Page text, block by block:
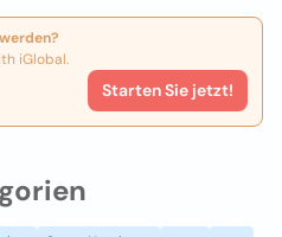
iGlobal.
Starten Sie jetzt!